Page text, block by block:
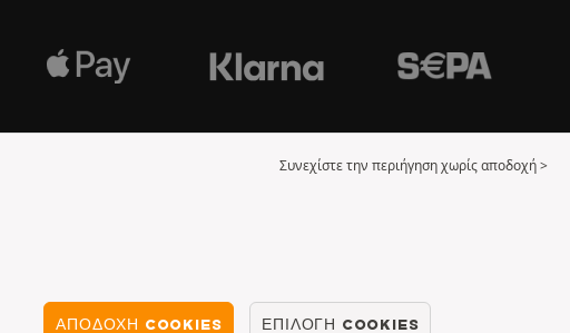
Συνεχίστε την περιήγηση χωρίς αποδοχή >
ΑΠΟΔΟΧΉ COOKIES ΕΠΙΛΟΓΉ COOKIES